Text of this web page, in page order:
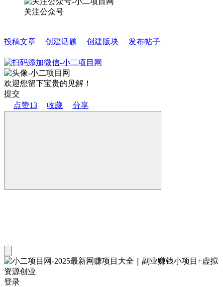
关注公众号
投稿文章 创建话题 创建版块 发布帖子
欢迎您留下宝贵的见解！
提交
点赞13 收藏 分享
登录